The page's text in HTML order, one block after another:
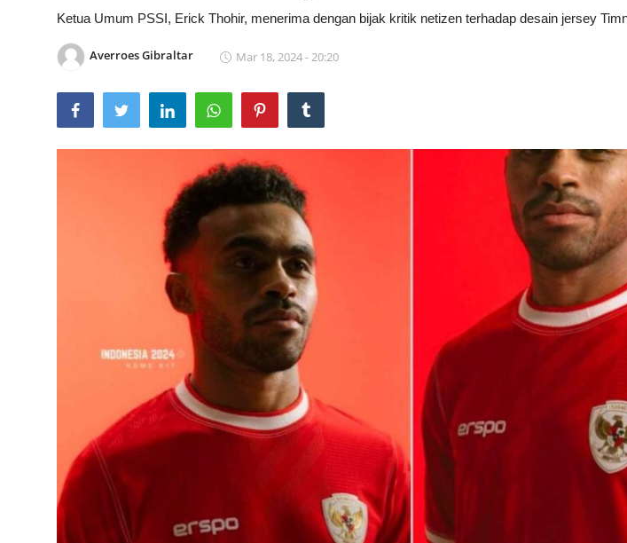
Ketua Umum PSSI, Erick Thohir, menerima dengan bijak kritik netizen terhadap desain jersey
Averroes Gibraltar Mar 18, 2024 - 20:20